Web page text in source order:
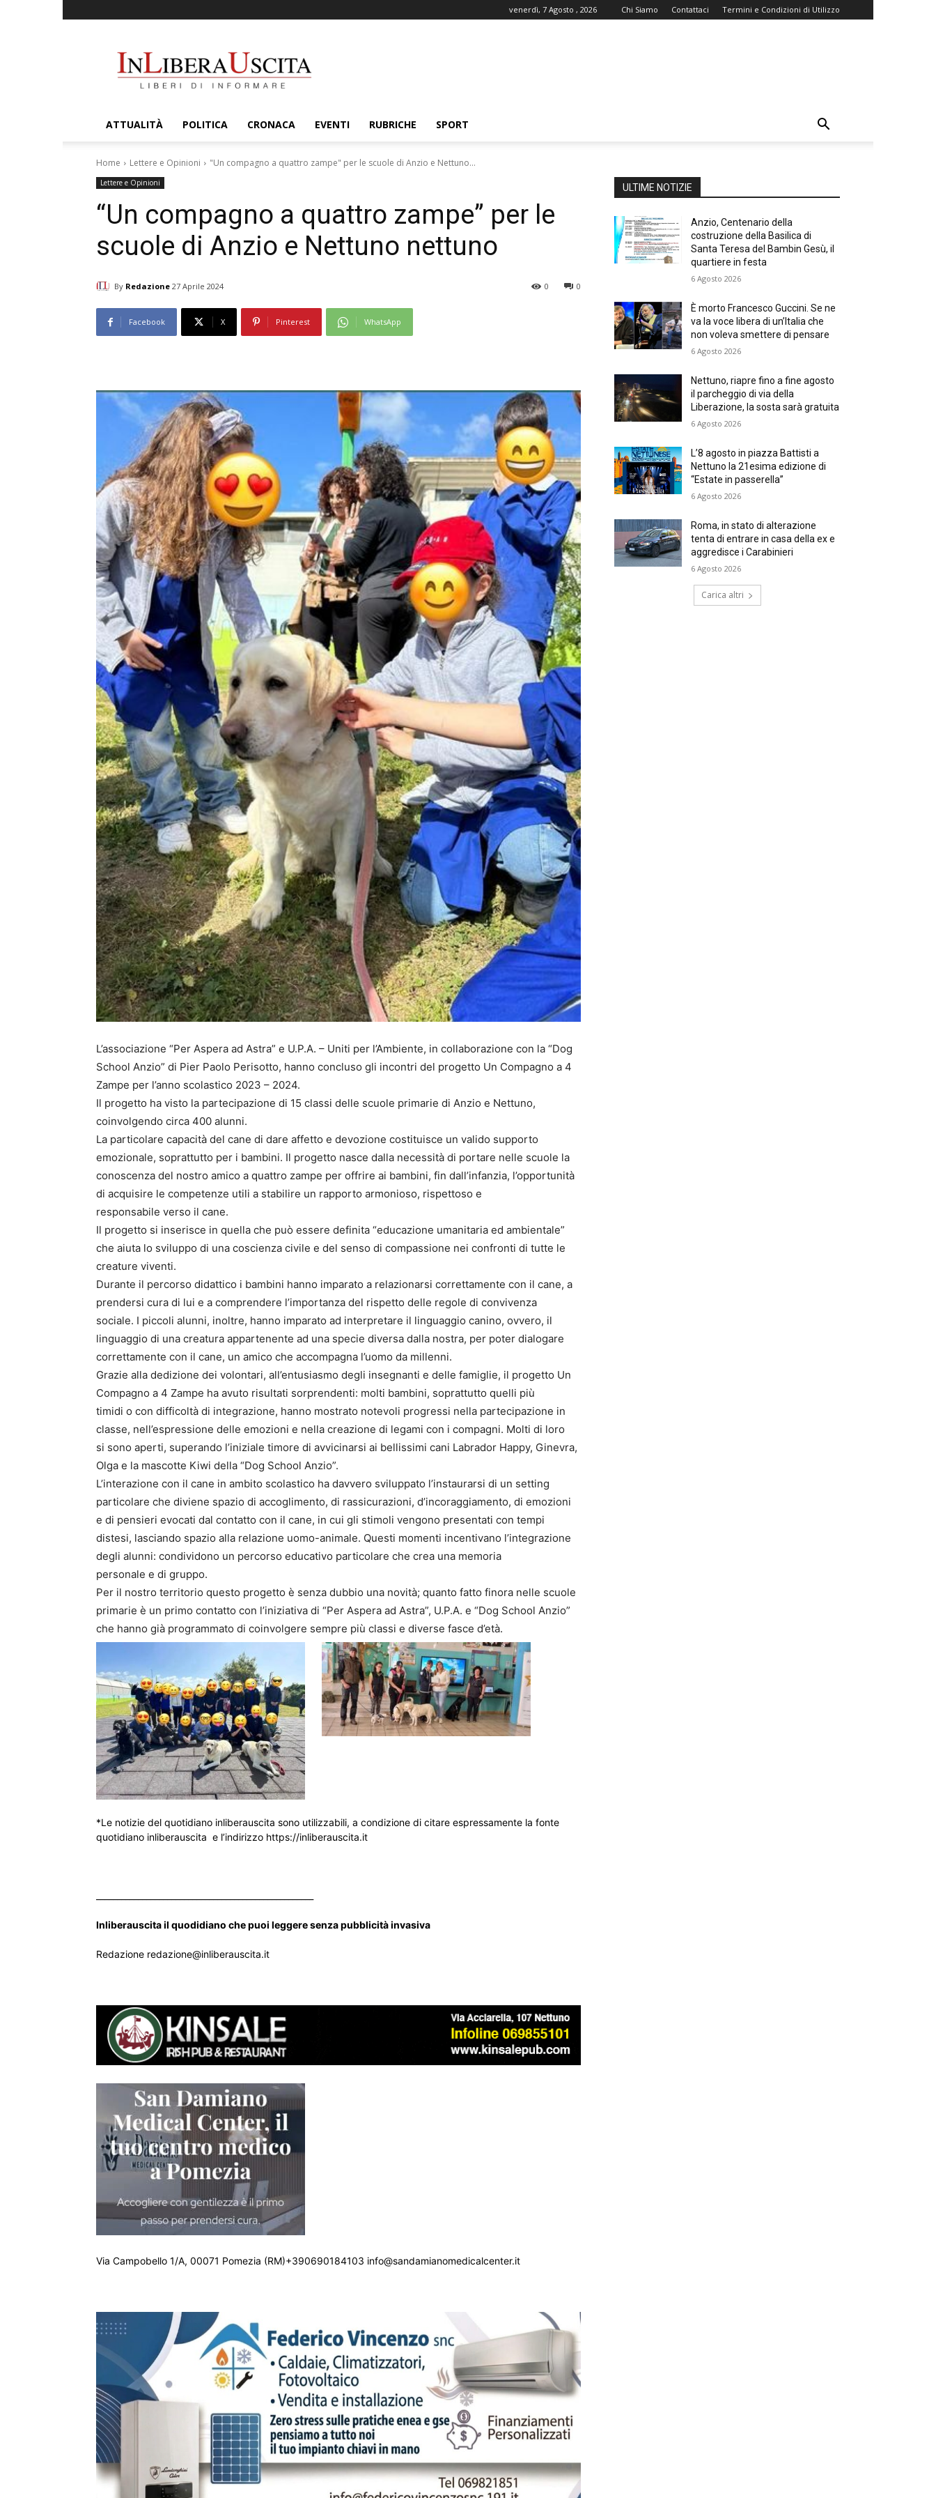
venerdì, 7 Agosto , 2026 Chi Siamo Contattaci Termini e Condizioni di Utilizzo
ATTUALITÀ POLITICA CRONACA EVENTI RUBRICHE SPORT
Home Lettere e Opinioni "Un compagno a quattro zampe" per le scuole di Anzio e Nettuno...
Lettere e Opinioni
“Un compagno a quattro zampe” per le
scuole di Anzio e Nettuno nettuno
By Redazione 27 Aprile 2024 0
0
Facebook X Pinterest WhatsApp
L’associazione “Per Aspera ad Astra” e U.P.A. – Uniti per l’Ambiente, in collaborazione con la “Dog
School Anzio” di Pier Paolo Perisotto, hanno concluso gli incontri del progetto Un Compagno a 4
Zampe per l’anno scolastico 2023 – 2024.
Il progetto ha visto la partecipazione di 15 classi delle scuole primarie di Anzio e Nettuno,
coinvolgendo circa 400 alunni.
La particolare capacità del cane di dare affetto e devozione costituisce un valido supporto
emozionale, soprattutto per i bambini. Il progetto nasce dalla necessità di portare nelle scuole la
conoscenza del nostro amico a quattro zampe per offrire ai bambini, fin dall’infanzia, l’opportunità
di acquisire le competenze utili a stabilire un rapporto armonioso, rispettoso e
responsabile verso il cane.
Il progetto si inserisce in quella che può essere definita “educazione umanitaria ed ambientale”
che aiuta lo sviluppo di una coscienza civile e del senso di compassione nei confronti di tutte le
creature viventi.
Durante il percorso didattico i bambini hanno imparato a relazionarsi correttamente con il cane, a
prendersi cura di lui e a comprendere l’importanza del rispetto delle regole di convivenza
sociale. I piccoli alunni, inoltre, hanno imparato ad interpretare il linguaggio canino, ovvero, il
linguaggio di una creatura appartenente ad una specie diversa dalla nostra, per poter dialogare
correttamente con il cane, un amico che accompagna l’uomo da millenni.
Grazie alla dedizione dei volontari, all’entusiasmo degli insegnanti e delle famiglie, il progetto Un
Compagno a 4 Zampe ha avuto risultati sorprendenti: molti bambini, soprattutto quelli più
timidi o con difficoltà di integrazione, hanno mostrato notevoli progressi nella partecipazione in
classe, nell’espressione delle emozioni e nella creazione di legami con i compagni. Molti di loro
si sono aperti, superando l’iniziale timore di avvicinarsi ai bellissimi cani Labrador Happy, Ginevra,
Olga e la mascotte Kiwi della “Dog School Anzio”.
L’interazione con il cane in ambito scolastico ha davvero sviluppato l’instaurarsi di un setting
particolare che diviene spazio di accoglimento, di rassicurazioni, d’incoraggiamento, di emozioni
e di pensieri evocati dal contatto con il cane, in cui gli stimoli vengono presentati con tempi
distesi, lasciando spazio alla relazione uomo-animale. Questi momenti incentivano l’integrazione
degli alunni: condividono un percorso educativo particolare che crea una memoria
personale e di gruppo.
Per il nostro territorio questo progetto è senza dubbio una novità; quanto fatto finora nelle scuole
primarie è un primo contatto con l’iniziativa di “Per Aspera ad Astra”, U.P.A. e “Dog School Anzio”
che hanno già programmato di coinvolgere sempre più classi e diverse fasce d’età.
*Le notizie del quotidiano inliberauscita sono utilizzabili, a condizione di citare espressamente la fonte
quotidiano inliberauscita e l’indirizzo https://inliberauscita.it
Inliberauscita il quodidiano che puoi leggere senza pubblicità invasiva
Redazione redazione@inliberauscita.it
Via Campobello 1/A, 00071 Pomezia (RM)+390690184103 info@sandamianomedicalcenter.it
ULTIME NOTIZIE
Anzio, Centenario della
costruzione della Basilica di
Santa Teresa del Bambin Gesù, il
quartiere in festa
6 Agosto 2026
È morto Francesco Guccini. Se ne
va la voce libera di un’Italia che
non voleva smettere di pensare
6 Agosto 2026
Nettuno, riapre fino a fine agosto
il parcheggio di via della
Liberazione, la sosta sarà gratuita
6 Agosto 2026
L’8 agosto in piazza Battisti a
Nettuno la 21esima edizione di
“Estate in passerella”
6 Agosto 2026
Roma, in stato di alterazione
tenta di entrare in casa della ex e
aggredisce i Carabinieri
6 Agosto 2026
Carica altri